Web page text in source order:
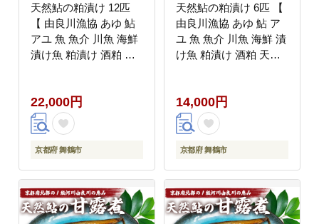
天然鮎の粕漬け 12匹
【 由良川漁協 あゆ 鮎
アユ 魚 魚介 川魚 海鮮
漬け魚 粕漬け 酒粕 天
】
22,000円
京都府 舞鶴市
天然鮎の粕漬け 6匹 【
由良川漁協 あゆ 鮎 ア
ユ 魚 魚介 川魚 海鮮 漬
け魚 粕漬け 酒粕 天然
14,000円
京都府 舞鶴市